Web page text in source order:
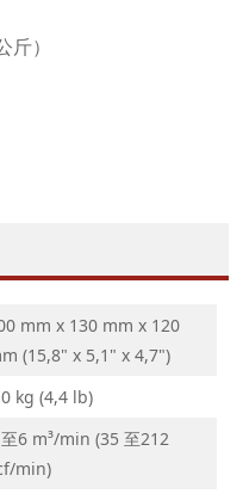
）
mm x 130 mm x 120
(15,8" x 5,1" x 4,7")
kg (4,4 lb)
6 m³/min (35 至212
min)